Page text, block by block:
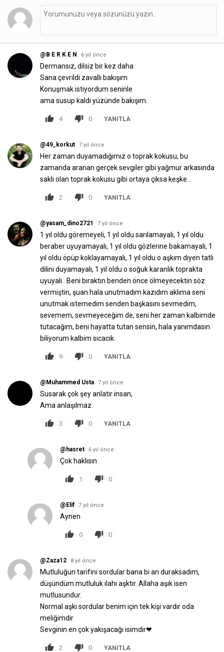
@B E R K E N 6 yıl önce
Dermansız, dilsiz bir kez daha
Sana çevrildi zavallı bakışım
Konuşmak istiyordum seninle
ama susup kaldı yüzünde bakışım.
4 0 YANITLA
@49_korkut 7 yıl önce
Her zaman duyamadığımız o toprak kokusu, bu
zamanda aranan gerçek sevgiIer gibi yağmur arkasında
sakIı oIan toprak kokusu gibi ortaya çıksa keşke…
2 0 YANITLA
@yasam_dino2721 7 yıl önce
1 yıl oldu göremeyeli, 1 yıl oldu sarılamayalı, 1 yıl oldu
beraber uyuyamayalı, 1 yıl oldu gözlerine bakamayalı, 1
yıl oldu öpüp koklayamayalı, 1 yıl oldu o aşkım diyen tatlı
dilini duyamayalı, 1 yıl oldu o soğuk karanlık toprakta
uyuyalı.. Beni bıraktın benden önce ölmeyecektin söz
vermiştin, şuan hala unutmadım kazıdım aklıma seni
unutmak istemedim senden başkasını sevmedim,
sevemem, sevmeyeceğim de, seni her zaman kalbimde
tutacağım, beni hayatta tutan sensin, hala yanımdasın
biliyorum kalbim sıcacık.
9 0 YANITLA
@Muhammed Usta 7 yıl önce
Susarak çok şey anlatır insan,
Ama anlaşılmaz.
3 0 YANITLA
@hasret 6 yıl önce
Çok haklısın
1 0
@Elif 7 yıl önce
Aynen
0 0
@Zaza12 8 yıl önce
Mutluluğun tarifini sordular bana bi an duraksadım,
düşündüm mutluluk ilahi aşktır. Allaha aşık isen
mutlusundur.
Normal aşkı sordular benim için tek kişi vardır oda
meliğimdir
Sevginin en çok yakışacağı isimdir❤
2 0 YANITLA